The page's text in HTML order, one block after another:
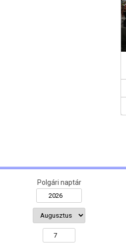
Polgári naptár